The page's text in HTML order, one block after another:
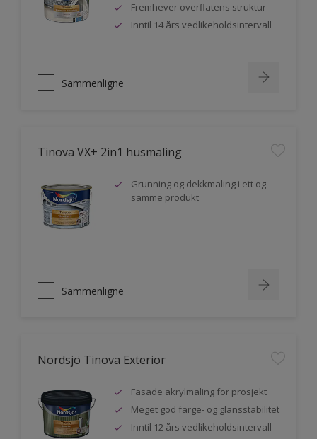
Fremhever overflatens struktur
Inntil 14 års vedlikeholdsintervall
Sammenligne
Tinova VX+ 2in1 husmaling
Grunning og dekkmaling i ett og
samme produkt
Sammenligne
Nordsjö Tinova Exterior
Fasade akrylmaling for prosjekt
Meget god farge- og glansstabilitet
Inntil 12 års vedlikeholdsintervall